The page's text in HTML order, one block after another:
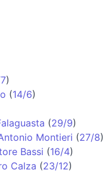
)
(14/6)
(29/9)
Montieri (27/8)
Bassi (16/4)
Calza (23/12)